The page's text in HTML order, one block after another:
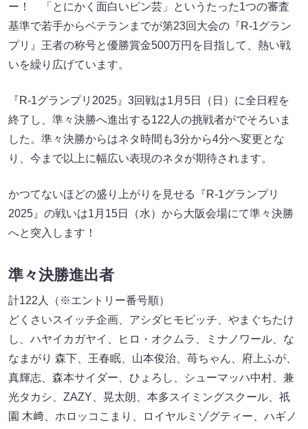
ー！ 「とにかく面白いピン芸」というたった1つの審査
基準で若手からベテランまでが第23回大会の『R-1グラン
プリ』王者の称号と優勝賞金500万円を目指して、熱い戦
いを繰り広げています。
『R-1グランプリ2025』3回戦は1月5日（日）に全日程を
終了し、準々決勝へ進出する122人の挑戦者がでそろいま
した。準々決勝からはネタ時間も3分から4分へ変更とな
り、今まで以上に幅広い表現のネタが期待されます。
かつてないほどの盛り上がりを見せる『R-1グランプリ
2025』の戦いは1月15日（水）から大阪会場にて準々決勝
へと突入します！
準々決勝進出者
計122人（※エントリー番号順）
どくさいスイッチ企画、アシダヒモビッチ、やまぐちたけ
し、ハヤイカガヤイ、ヒロ・オクムラ、ミナノワール、な
なまがり 森下、王春眠、山本俊治、苺ちゃん、府上ふが、
真輝志、森本サイダー、ひょろし、シューマッハ中村、兼
光タカシ、ZAZY、晃太朗、本多スイミングスクール、祇
園 木﨑、ホロッコこまり、ロイヤルミゾグティー、ハギノ